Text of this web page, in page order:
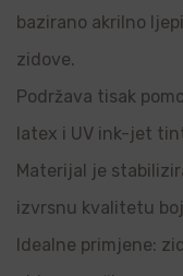
bazirano akrilno
zidove.
Podržava tisak
latex i UV ink-jet
Materijal je
izvrsnu kvalitetu
Idealne primjene: